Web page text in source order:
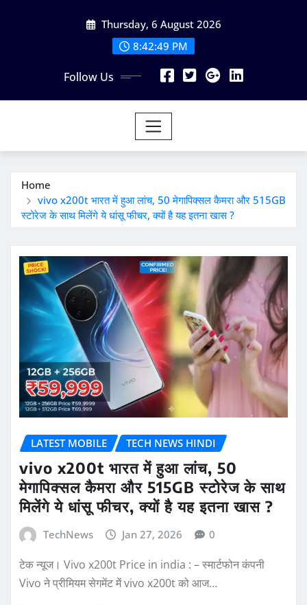
Thursday, 6 August 2026
8:42:50 PM
Follow Us
Home
vivo x200t भारत में हुआ लांच, 50 मेगापिक्सल कैमरा और 515GB
स्टोरेज के साथ मिलेंगे ये धांसू फीचर, क्यों है यह इतना खास ?
LATEST MOBILE TECH NEWS HINDI
vivo x200t भारत में हुआ लांच, 50
मेगापिक्सल कैमरा और 515GB स्टोरेज के साथ
मिलेंगे ये धांसू फीचर, क्यों है यह इतना खास ?
TechNews Jan 27, 2026 0
टेक न्यूज। Vivo x200t Price in india : – स्मार्टफोन कंपनी
Vivo ने प्रीमियम सेगमेंट में vivo x200t को आज…